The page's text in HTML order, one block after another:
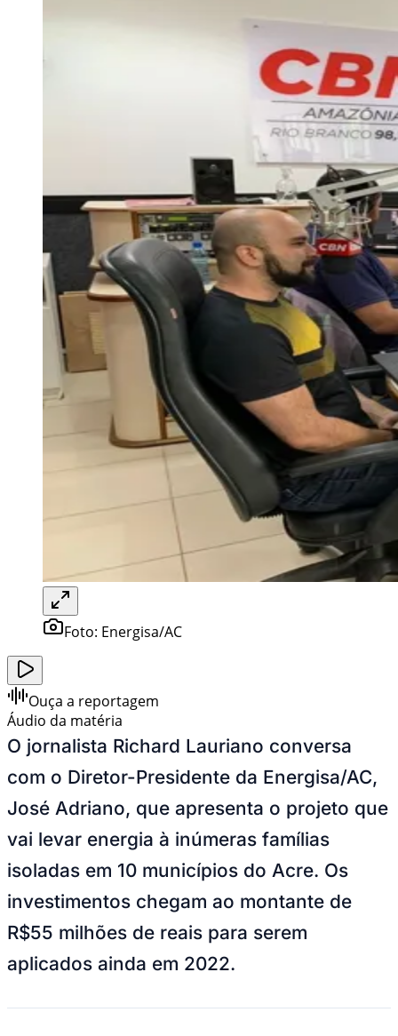
Foto: Energisa/AC
Ouça a reportagem
Áudio da matéria
O jornalista Richard Lauriano conversa
com o Diretor-Presidente da Energisa/AC,
José Adriano, que apresenta o projeto que
vai levar energia à inúmeras famílias
isoladas em 10 municípios do Acre. Os
investimentos chegam ao montante de
R$55 milhões de reais para serem
aplicados ainda em 2022.